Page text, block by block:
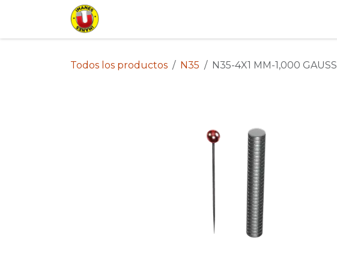
Todos los productos N35 N35-4X1 MM-1,000 GAUSS